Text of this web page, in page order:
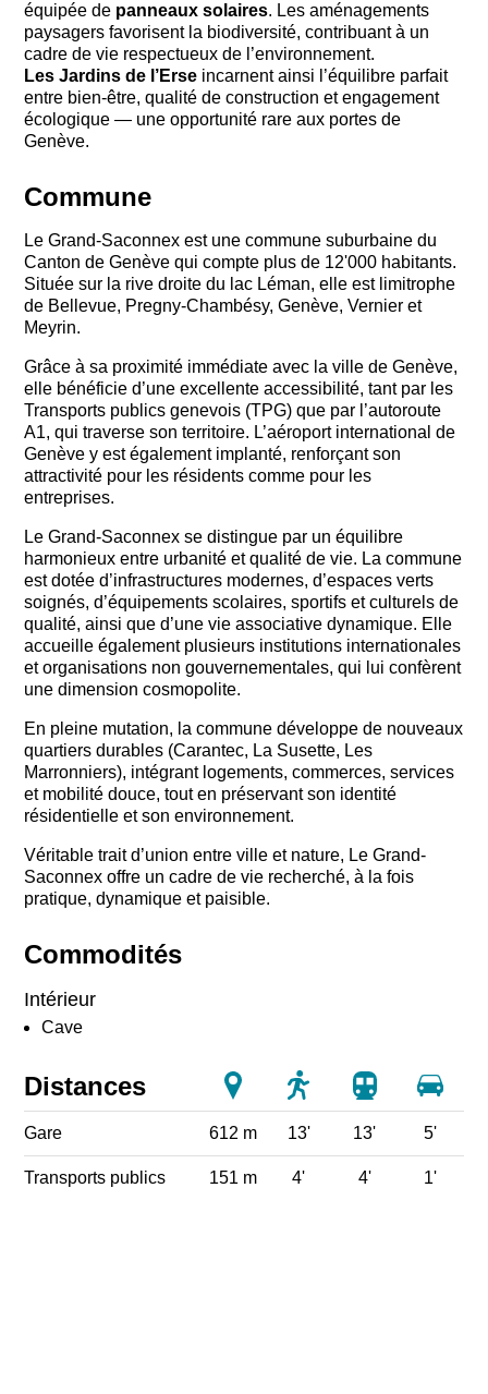
équipée de panneaux solaires. Les aménagements
paysagers favorisent la biodiversité, contribuant à un
cadre de vie respectueux de l’environnement.
Les Jardins de l’Erse incarnent ainsi l’équilibre parfait
entre bien-être, qualité de construction et engagement
écologique — une opportunité rare aux portes de
Genève.
Commune
Le Grand-Saconnex est une commune suburbaine du
Canton de Genève qui compte plus de 12'000 habitants.
Située sur la rive droite du lac Léman, elle est limitrophe
de Bellevue, Pregny-Chambésy, Genève, Vernier et
Meyrin.
Grâce à sa proximité immédiate avec la ville de Genève,
elle bénéficie d’une excellente accessibilité, tant par les
Transports publics genevois (TPG) que par l’autoroute
A1, qui traverse son territoire. L’aéroport international de
Genève y est également implanté, renforçant son
attractivité pour les résidents comme pour les
entreprises.
Le Grand-Saconnex se distingue par un équilibre
harmonieux entre urbanité et qualité de vie. La commune
est dotée d’infrastructures modernes, d’espaces verts
soignés, d’équipements scolaires, sportifs et culturels de
qualité, ainsi que d’une vie associative dynamique. Elle
accueille également plusieurs institutions internationales
et organisations non gouvernementales, qui lui confèrent
une dimension cosmopolite.
En pleine mutation, la commune développe de nouveaux
quartiers durables (Carantec, La Susette, Les
Marronniers), intégrant logements, commerces, services
et mobilité douce, tout en préservant son identité
résidentielle et son environnement.
Véritable trait d’union entre ville et nature, Le Grand-
Saconnex offre un cadre de vie recherché, à la fois
pratique, dynamique et paisible.
Commodités
Intérieur
Cave
Distances
Gare 612 m 13' 13' 5'
Transports publics 151 m 4' 4' 1'